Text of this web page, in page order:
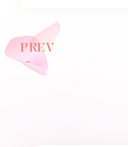
PREV